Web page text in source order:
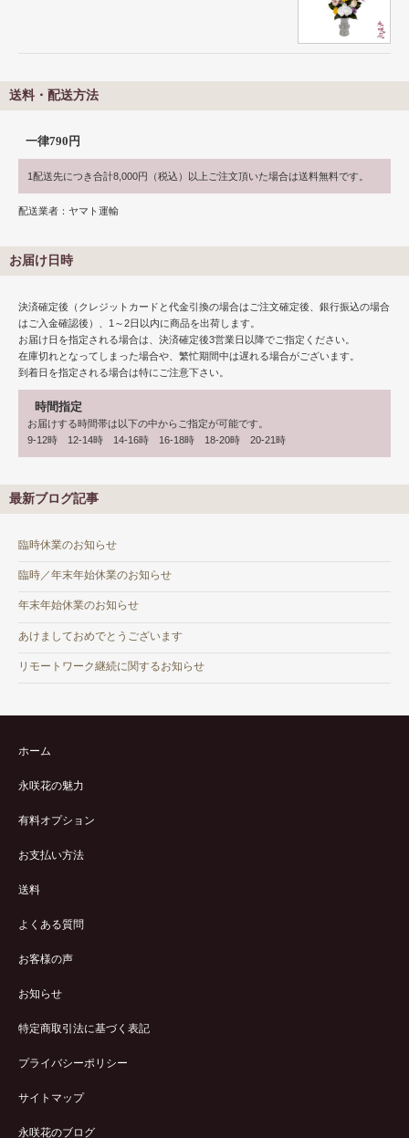
送料・配送方法
一律790円
1配送先につき合計8,000円（税込）以上ご注文頂いた場合は送料無料です。
配送業者：ヤマト運輸
お届け日時
決済確定後（クレジットカードと代金引換の場合はご注文確定後、銀行振込の場合
はご入金確認後）、1～2日以内に商品を出荷します。
お届け日を指定される場合は、決済確定後3営業日以降でご指定ください。
在庫切れとなってしまった場合や、繁忙期間中は遅れる場合がございます。
到着日を指定される場合は特にご注意下さい。
時間指定
お届けする時間帯は以下の中からご指定が可能です。
9-12時 12-14時 14-16時 16-18時 18-20時 20-21時
最新ブログ記事
臨時休業のお知らせ
臨時／年末年始休業のお知らせ
年末年始休業のお知らせ
あけましておめでとうございます
リモートワーク継続に関するお知らせ
ホーム
永咲花の魅力
有料オプション
お支払い方法
送料
よくある質問
お客様の声
お知らせ
特定商取引法に基づく表記
プライバシーポリシー
サイトマップ
永咲花のブログ